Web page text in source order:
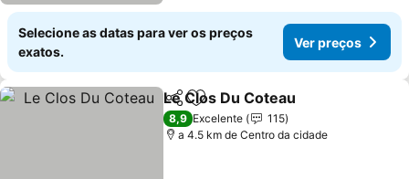
Selecione as datas para ver os preços
exatos.
Ver preços
PartilharAdicionar aos favoritos
Le Clos Du Coteau
8,9 Excelente
115
a 4.5 km de Centro da cidade